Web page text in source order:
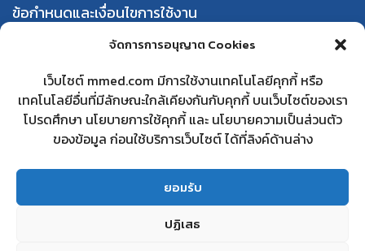
จัดการการอนุญาต Cookies
เว็บไซต์ mmed.com มีการใช้งานเทคโนโลยีคุกกี้ หรือ
เทคโนโลยีอื่นที่มีลักษณะใกล้เคียงกันกับคุกกี้ บนเว็บไซต์ของเรา
โปรดศึกษา นโยบายการใช้คุกกี้ และ นโยบายความเป็นส่วนตัว
ของข้อมูล ก่อนใช้บริการเว็บไซต์ ได้ที่ลิงค์ด้านล่าง
ยอมรับ
ปฏิเสธ
ข้อกำหนดและเงื่อนไขการใช้งาน
การสั่งซื้อและชำระสินค้า
ใบทะเบียนพาณิชย์
สนใจเป็นคู่ค้ากับ MMED
คำถามที่พบบ่อย
ติดต่อเรา